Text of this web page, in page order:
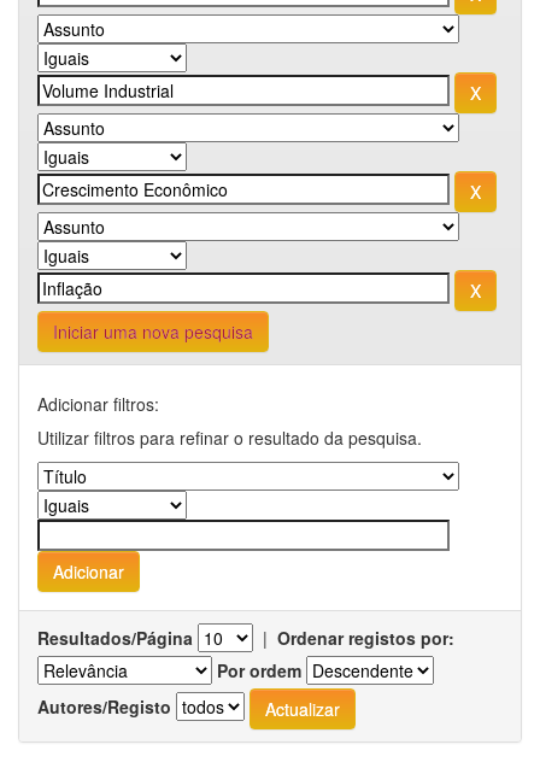
Iniciar uma nova pesquisa
Adicionar filtros:
Utilizar filtros para refinar o resultado da pesquisa.
Resultados/Página | Ordenar registos por:
Por ordem
Autores/Registo